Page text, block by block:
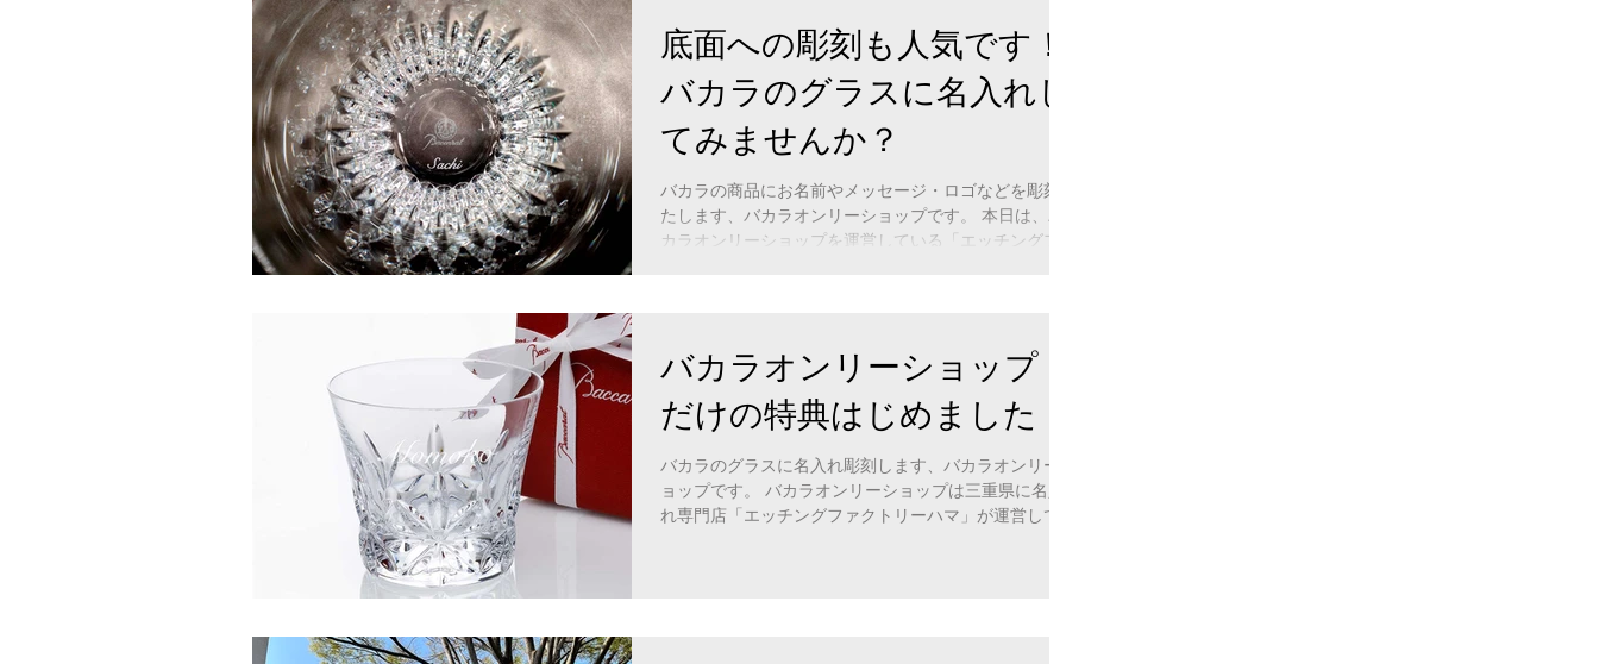
底面への彫刻も人気です！
バカラのグラスに名入れし
てみませんか？
バカラの商品にお名前やメッセージ・ロゴなどを彫刻い
たします、バカラオンリーショップです。 本日は、バ
カラオンリーショップを運営している「エッチングファ
バカラオンリーショップ
だけの特典はじめました
バカラのグラスに名入れ彫刻します、バカラオンリーシ
ョップです。 バカラオンリーショップは三重県に名入
れ専門店「エッチングファクトリーハマ」が運営してい